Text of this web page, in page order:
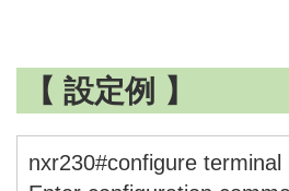
【 設定例 】
nxr230#configure terminal